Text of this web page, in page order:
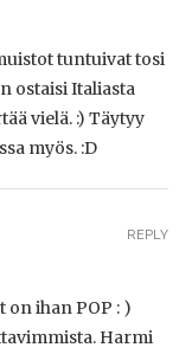
tuntuivat tosi
ostaisi Italiasta
vielä. :) Täytyy
myös. :D
ihan POP : )
Harmi
REPLY